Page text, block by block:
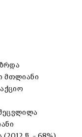
მთლიანი